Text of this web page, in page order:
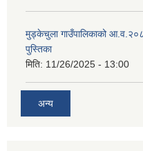
मुड्केचुला गाउँपालिकाको
पुस्तिका
मिति: 11/26/2025 - 13:00
अन्य